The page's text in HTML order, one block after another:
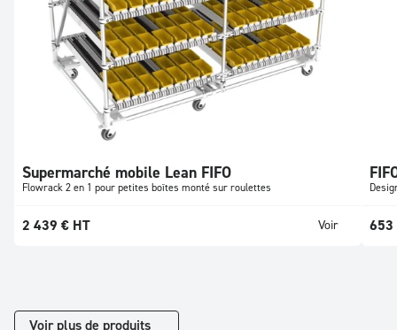
Supermarché mobile Lean FIFO
Flowrack 2 en 1 pour petites boîtes monté sur roulettes
2 439 € HT Voir 653
Voir plus de produits